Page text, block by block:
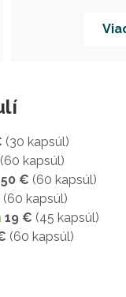
(30 kapsúl)
(60 kapsúl)
50 € (60 kapsúl)
(60 kapsúl)
19 € (45 kapsúl)
(60 kapsúl)